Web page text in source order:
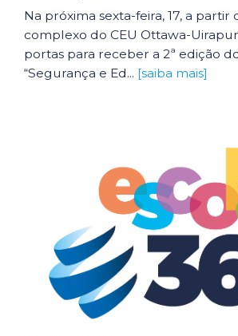
Na próxima sexta-feira, 17, a partir
complexo do CEU Ottawa-
portas para receber a 2ª edição
“Segurança e Ed... [saiba mais]